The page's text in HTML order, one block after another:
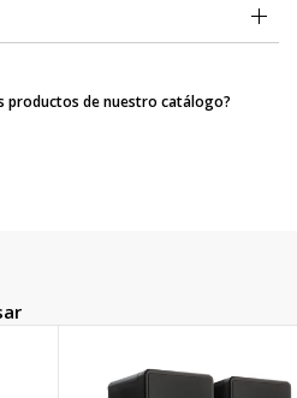
de polipropileno de alta
la oxidación
con posiciones verticales u
productos de nuestro catálogo?